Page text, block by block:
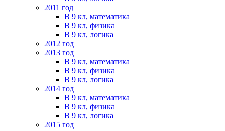
2011 год
В 9 кл, математика
В 9 кл, физика
В 9 кл, логика
2012 год
2013 год
В 9 кл, математика
В 9 кл, физика
В 9 кл, логика
2014 год
В 9 кл, математика
В 9 кл, физика
В 9 кл, логика
2015 год